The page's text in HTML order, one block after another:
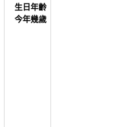
生日年齡
今年幾歲